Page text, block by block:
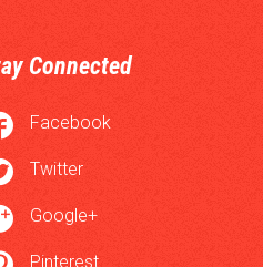
Connected
Facebook
Twitter
Google+
Pinterest